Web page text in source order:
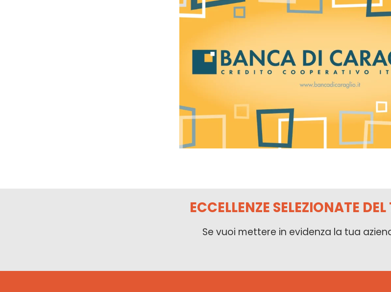
ECCELLENZE SELEZIONATE
Se vuoi mettere in evidenza la tua